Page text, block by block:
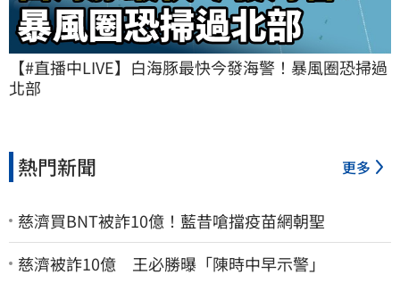
【#直播中LIVE】白海豚最快今發海警！暴風圈恐掃過
北部
熱門新聞 更多
慈濟買BNT被詐10億！藍昔嗆擋疫苗網朝聖
慈濟被詐10億 王必勝曝「陳時中早示警」